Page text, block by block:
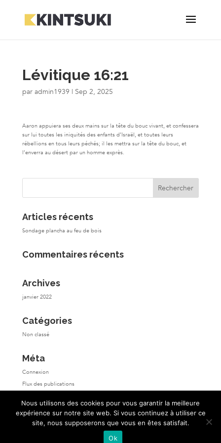
Lévitique 16:21
par admin1939 | Sep 2, 2025
Aaron appuiera ses deux mains sur la tête du bouc vivant, et confessera
sur lui toutes les iniquités des enfants d’Israël, et toutes leurs
rébellions en tous leurs péchés; il les mettra sur la tête du bouc, et
l’enverra au désert par un homme exprès.
Articles récents
Sondage plancha au feu de bois
Commentaires récents
Archives
janvier 2022
Catégories
Non classé
Méta
Connexion
Flux des publications
Site de WordPress-FR
Nous utilisons des cookies pour vous garantir la meilleure
expérience sur notre site web. Si vous continuez à utiliser ce
site, nous supposerons que vous en êtes satisfait.
Ok